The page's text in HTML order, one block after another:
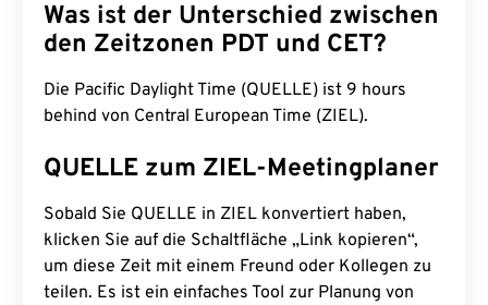
Was ist der Unterschied zwischen
den Zeitzonen PDT und CET?
Die Pacific Daylight Time (QUELLE) ist 9 hours
behind von Central European Time (ZIEL).
QUELLE zum ZIEL-Meetingplaner
Sobald Sie QUELLE in ZIEL konvertiert haben,
klicken Sie auf die Schaltfläche „Link kopieren“,
um diese Zeit mit einem Freund oder Kollegen zu
teilen. Es ist ein einfaches Tool zur Planung von